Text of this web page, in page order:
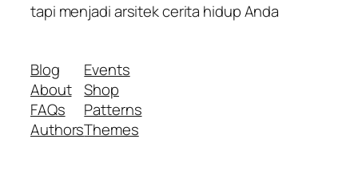
tapi menjadi arsitek cerita hidup Anda
Blog
About
FAQs
Authors
Events
Shop
Patterns
Themes